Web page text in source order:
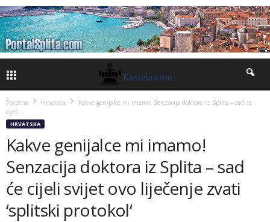
Početna Hrvatska
Kakve genijalce mi imamo! Senzacija doktora iz Splita – sad će
cijeli...
HRVATSKA
Kakve genijalce mi imamo!
Senzacija doktora iz Splita – sad
će cijeli svijet ovo liječenje zvati
‘splitski protokol‘